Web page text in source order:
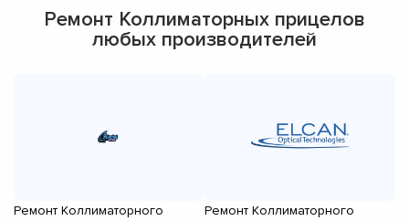
Ремонт Коллиматорных прицелов
любых производителей
Ремонт Коллиматорного
Ремонт Коллиматорного